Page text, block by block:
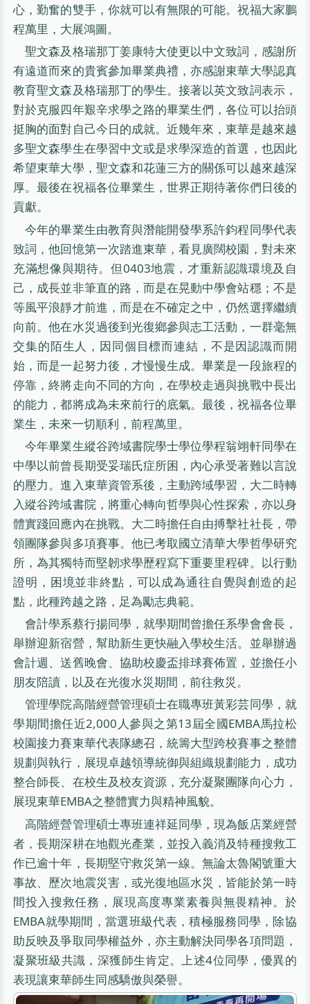
心，勤奮的雙手，你就可以有無限的可能。祝福大家鵬
程萬里，大展鴻圖。
聖文森及格瑞那丁姜康特大使更以中文致詞，感謝所
有遠道而來的貴賓參加畢業典禮，亦感謝東華大學認真
教育聖文森及格瑞那丁的學生。接著以英文致詞表示，
對於克服四年艱辛求學之路的畢業生們，各位可以抬頭
挺胸的面對自己今日的成就。近幾年來，東華是越來越
多聖文森學生在學習中文或是求學深造的首選，也因此
希望東華大學，聖文森和花蓮三方的關係可以越來越深
厚。最後在祝福各位畢業生，世界正期待著你們日後的
貢獻。
今年的畢業生由教育與潛能開發學系許鈞程同學代表
致詞，他回憶第一次踏進東華，看見廣闊校園，對未來
充滿想像與期待。但0403地震，才重新認識環境及自
己，成長並非筆直的路，而是在晃動中學會站穩；不是
等風平浪靜才前進，而是在不確定之中，仍然選擇繼續
向前。他在水災過後到光復鄉參與志工活動，一群毫無
交集的陌生人，因同個目標而連結，不是因認識而開
始，而是一起努力後，才慢慢生成。畢業是一段旅程的
停靠，終將走向不同的方向，在學校走過與挑戰中長出
的能力，都將成為未來前行的底氣。最後，祝福各位畢
業生，未來一切順利，前程萬里。
今年畢業生縱谷跨域書院學士學位學程翁翊軒同學在
中學以前曾長期受妥瑞氏症所困，內心承受著難以言說
的壓力。進入東華資管系後，主動跨域學習，大二時轉
入縱谷跨域書院，將重心轉向哲學與心性探索，亦以身
體實踐回應內在挑戰。大二時擔任自由搏擊社社長，帶
領團隊參與多項賽事。他已考取國立清華大學哲學研究
所，為其獨特而堅韌求學歷程寫下重要里程碑。以行動
證明，困境並非終點，可以成為通往自覺與創造的起
點，此種跨越之路，足為勵志典範。
會計學系蔡行揚同學，就學期間曾擔任系學會會長，
舉辦迎新宿營，幫助新生更快融入學校生活。並舉辦過
會計週、送舊晚會、協助校慶盃排球賽佈置，並擔任小
朋友陪讀，以及在光復水災期間，前往救災。
管理學院高階經營管理碩士在職專班黃彩芸同學，就
學期間擔任近2,000人參與之第13屆全國EMBA馬拉松
校園接力賽東華代表隊總召，統籌大型跨校賽事之整體
規劃與執行，展現卓越領導統御與組織規劃能力，成功
整合師長、在校生及校友資源，充分凝聚團隊向心力，
展現東華EMBA之整體實力與精神風貌。
高階經營管理碩士專班連祥延同學，現為飯店業經營
者，長期深耕在地觀光產業，並投入義消及特種搜救工
作已逾十年，長期堅守救災第一線。無論太魯閣號重大
事故、歷次地震災害，或光復地區水災，皆能於第一時
間投入搜救任務，展現高度專業素養與無畏精神。於
EMBA就學期間，當選班級代表，積極服務同學，除協
助反映及爭取同學權益外，亦主動解決同學各項問題，
凝聚班級共識，深獲師生肯定。上述4位同學，優異的
表現讓東華師生同感驕傲與榮譽。